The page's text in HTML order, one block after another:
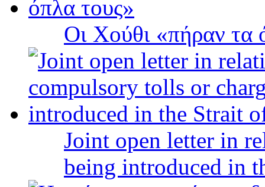
Οι Χούθι «πήραν τα
Joint open letter in
being introduced in